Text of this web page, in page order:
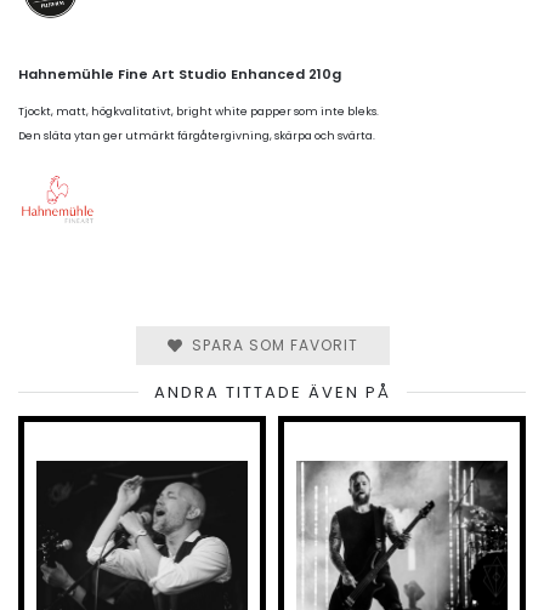
Hahnemühle Fine Art Studio Enhanced 210g
Tjockt, matt, högkvalitativt, bright white papper som inte bleks.
Den släta ytan ger utmärkt färgåtergivning, skärpa och svärta.
SPARA SOM FAVORIT
ANDRA TITTADE ÄVEN PÅ